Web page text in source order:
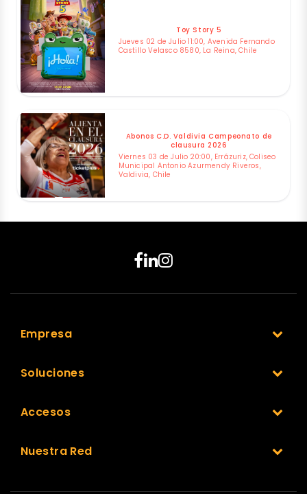
Toy Story 5
Jueves 02 de Julio 11:00, Avenida Fernando
Castillo Velasco 8580, La Reina, Chile
Abonos C.D. Valdivia Campeonato de
clausura 2026
Viernes 03 de Julio 20:00, Errázuriz, Coliseo
Municipal Antonio Azurmendy Riveros,
Valdivia, Chile
Empresa
Soluciones
Accesos
Nuestra Red